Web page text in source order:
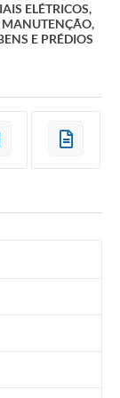
ELÉTRICOS,
MANUTENÇÃO,
E PRÉDIOS